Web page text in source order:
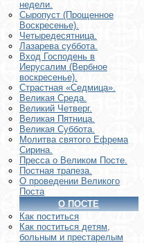
недели.
Сыропуст (Прощенное
Воскресенье).
Четыредесятница.
Лазарева суббота.
Вход Господень в
Иерусалим (Вербное
воскресенье).
Страстная «Седмица».
Великая Среда.
Великий Четверг.
Великая Пятница.
Великая Суббота.
Молитва святого Ефрема
Сирина.
Пресса о Великом Посте.
Постная трапеза.
О проведении Великого
Поста
О ПОСТЕ
Как поститься
Как поститься детям,
больным и престарелым